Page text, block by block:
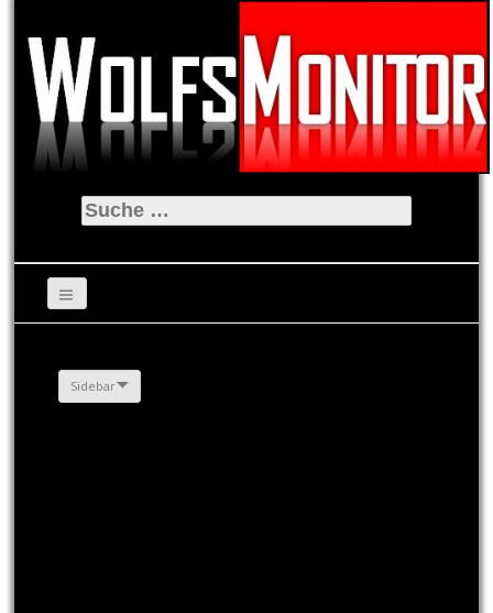
Suche
nach:
Sidebar